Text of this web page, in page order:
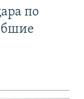
по